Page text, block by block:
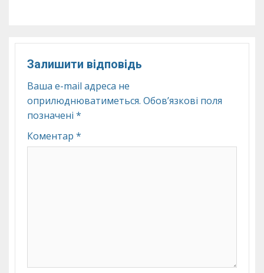
Залишити відповідь
Ваша e-mail адреса не
оприлюднюватиметься. Обов’язкові поля
позначені *
Коментар *